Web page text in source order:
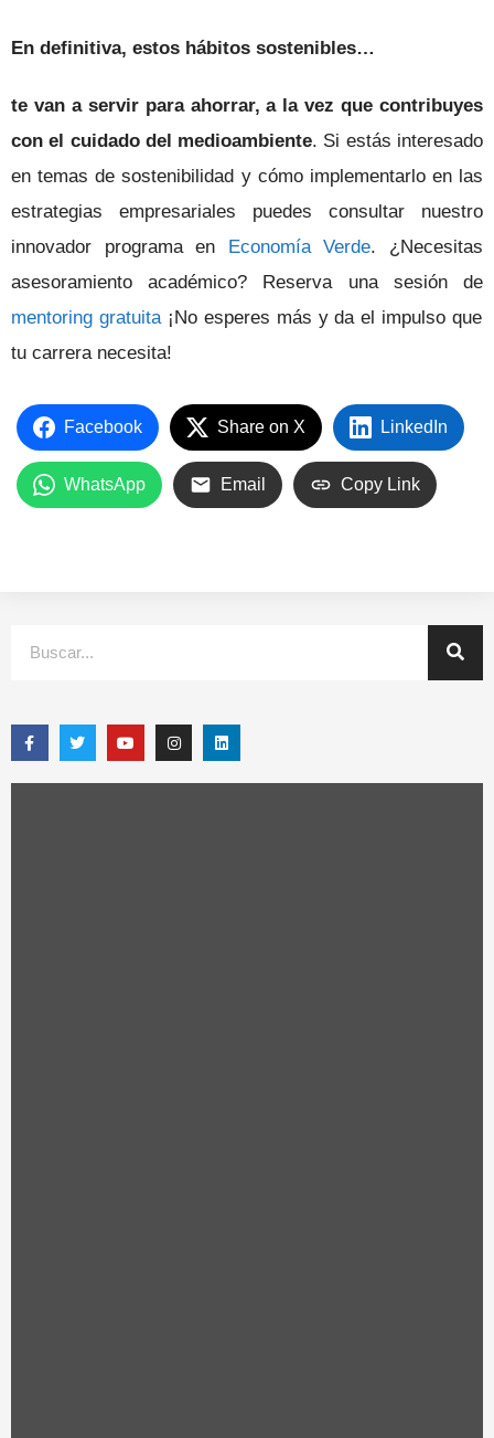
En definitiva, estos hábitos sostenibles…
te van a servir para ahorrar, a la vez que contribuyes
con el cuidado del medioambiente. Si estás interesado
en temas de sostenibilidad y cómo implementarlo en las
estrategias empresariales puedes consultar nuestro
innovador programa en Economía Verde. ¿Necesitas
asesoramiento académico? Reserva una sesión de
mentoring gratuita¡No esperes más y da el impulso que
tu carrera necesita!
Facebook Share on X LinkedIn
WhatsApp Email Copy Link